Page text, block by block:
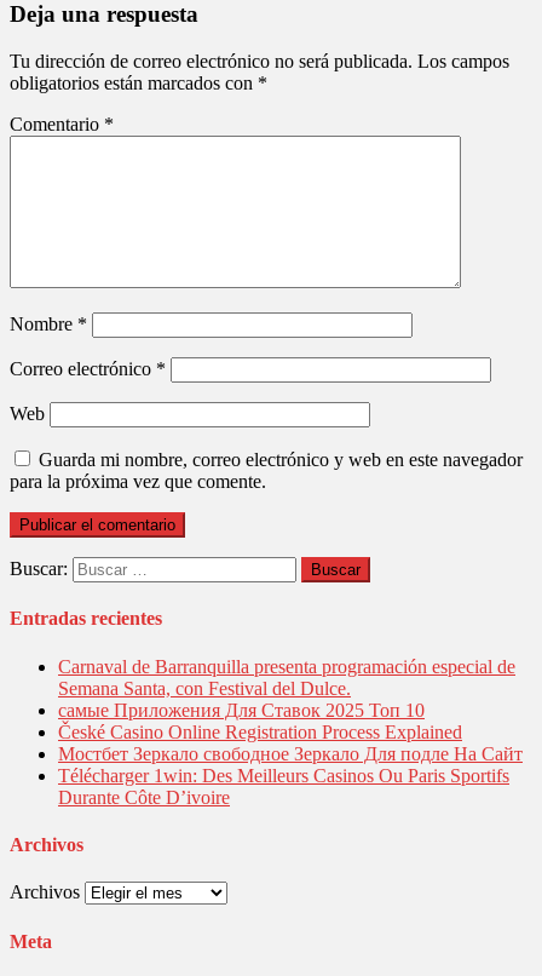
Deja una respuesta
Tu dirección de correo electrónico no será publicada. Los campos
obligatorios están marcados con *
Comentario *
Nombre *
Correo electrónico *
Web
Guarda mi nombre, correo electrónico y web en este navegador
para la próxima vez que comente.
Buscar:
Entradas recientes
Carnaval de Barranquilla presenta programación especial de
Semana Santa, con Festival del Dulce.
самые Приложения Для Ставок 2025 Топ 10
České Casino Online Registration Process Explained
Мостбет Зеркало свободное Зеркало Для подле На Сайт
Télécharger 1win: Des Meilleurs Casinos Ou Paris Sportifs
Durante Côte D’ivoire
Archivos
Archivos
Meta